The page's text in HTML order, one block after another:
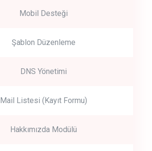
Mobil Desteği
Şablon Düzenleme
DNS Yönetimi
Mail Listesi (Kayıt Formu)
Hakkımızda Modülü